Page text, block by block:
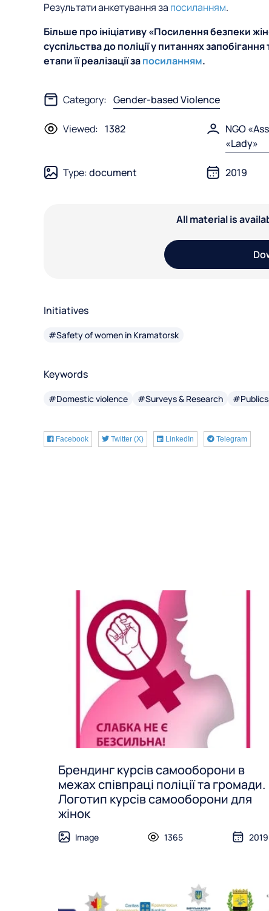
Результати анкетування за посиланням.
Більше про ініціативу «Посилення безпеки
суспільства до поліції у питаннях
етапи її реалізації запосиланням.
Category: Gender-based Violence
Viewed: 1382
NGO
«Lady»
Type:document 2019
All material is
Initiatives
#Safety of women in Kramatorsk
Keywords
#Domestic violence #Surveys & Research
Facebook Twitter (X) LinkedIn Telegram
Брендинг курсів самооборони в
межах співпраці поліції та громади.
Логотип курсів самооборони для
жінок
Image 1365 2019